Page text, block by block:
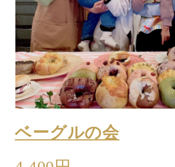
ベーグルの会